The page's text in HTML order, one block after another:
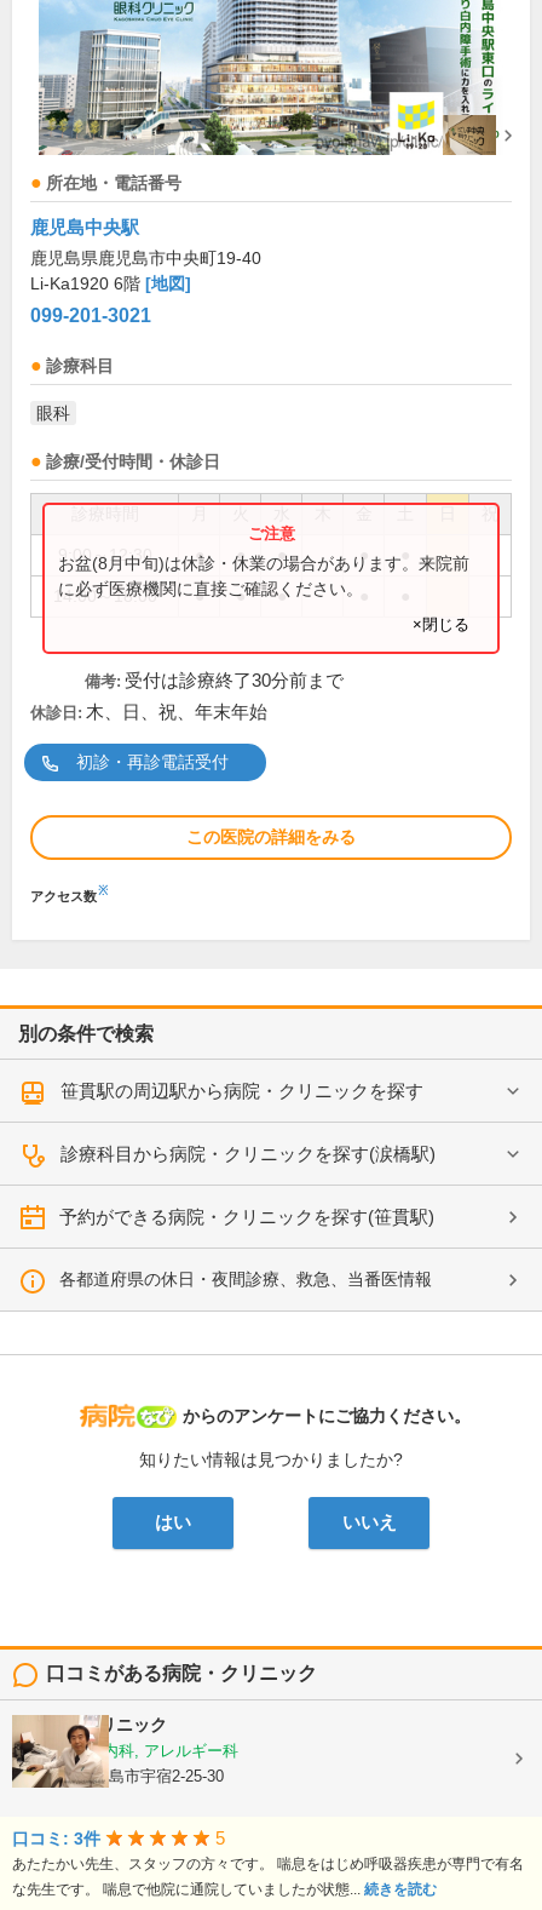
所在地・電話番号
鹿児島中央駅
鹿児島県鹿児島市中央町19-40
Li-Ka1920 6階 [地図]
099-201-3021
診療科目
眼科
診療/受付時間・休診日
祝
9:00～12:30 ● ● ● ●
14:00～18:00 ● ● ●
お盆(8月中旬)は休診・休業の場合があります。来院前
に必ず医療機関に直接ご確認ください。
×閉じる
備考: 受付は診療終了30分前まで
休診日: 木、日、祝、年末年始
初診・再診電話受付
この医院の詳細をみる
アクセス数※
別の条件で検索
笹貫駅の周辺駅から病院・クリニックを探す
診療科目から病院・クリニックを探す(涙橋駅)
予約ができる病院・クリニックを探す(笹貫駅)
各都道府県の休日・夜間診療、救急、当番医情報
病院なび
からのアンケートにご協力ください。
知りたい情報は見つかりましたか?
はい いいえ
口コミがある病院・クリニック
栃木隆男クリニック
内科, 呼吸器内科, アレルギー科
鹿児島県鹿児島市宇宿2-25-30
口コミ: 3件 5
あたたかい先生、スタッフの方々です。 喘息をはじめ呼吸器疾患が専門で有名
な先生です。 喘息で他院に通院していましたが状態... 続きを読む